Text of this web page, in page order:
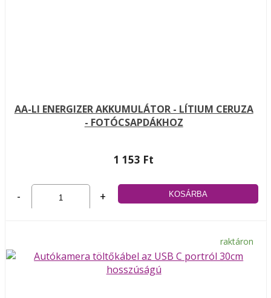
AA-LI ENERGIZER AKKUMULÁTOR - LÍTIUM CERUZA
- FOTÓCSAPDÁKHOZ
1 153 Ft
- +
raktáron